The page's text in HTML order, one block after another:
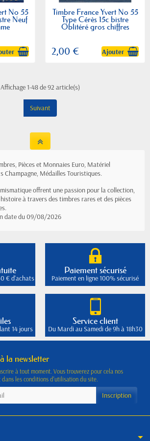
No 55
Neuf
Timbre France Yvert No 55
Type Cérès 15c bistre
Oblitéré gros chiffres
2,00 € Ajouter
Affichage 1-48 de 92 article(s)
Suivant
Pièces et Monnaies Euro, Matériel
Champagne, Médailles Touristiques.
offrent une passion pour la collection,
à travers des timbres rares et des pièces
date du 09/08/2026
€ d'achats
Paiement sécurisé
Paiement en ligne 100% sécurisé
14 jours
Service client
Du Mardi au Samedi de 9h à 18h30
la newsletter
à tout moment. Vous trouverez pour cela nos
les conditions d'utilisation du site.